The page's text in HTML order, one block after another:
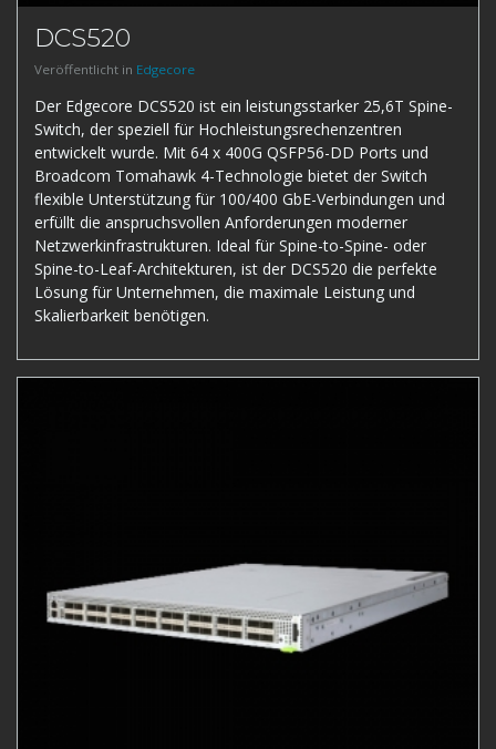
DCS520
Veröffentlicht in Edgecore
Der Edgecore DCS520 ist ein leistungsstarker 25,6T Spine-
Switch, der speziell für Hochleistungsrechenzentren
entwickelt wurde. Mit 64 x 400G QSFP56-DD Ports und
Broadcom Tomahawk 4-Technologie bietet der Switch
flexible Unterstützung für 100/400 GbE-Verbindungen und
erfüllt die anspruchsvollen Anforderungen moderner
Netzwerkinfrastrukturen. Ideal für Spine-to-Spine- oder
Spine-to-Leaf-Architekturen, ist der DCS520 die perfekte
Lösung für Unternehmen, die maximale Leistung und
Skalierbarkeit benötigen.